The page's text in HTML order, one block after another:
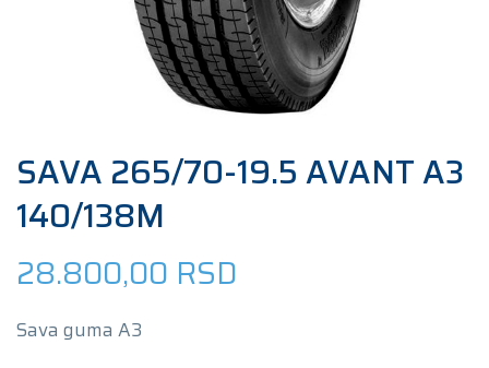
SAVA 265/70-19.5 AVANT A3
140/138M
28.800,00 RSD
Sava guma A3